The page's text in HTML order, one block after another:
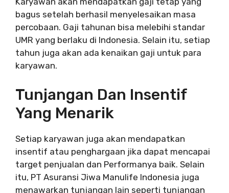
bagus setelah berhasil menyelesaikan masa
percobaan. Gaji tahunan bisa melebihi standar
UMR yang berlaku di Indonesia. Selain itu, setiap
tahun juga akan ada kenaikan gaji untuk para
karyawan.
Tunjangan Dan Insentif
Yang Menarik
Setiap karyawan juga akan mendapatkan
insentif atau penghargaan jika dapat mencapai
target penjualan dan Performanya baik. Selain
itu, PT Asuransi Jiwa Manulife Indonesia juga
menawarkan tunjangan lain seperti tunjangan